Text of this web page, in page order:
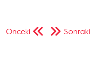
Önceki Sonraki